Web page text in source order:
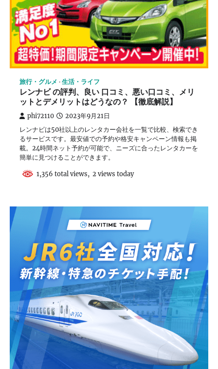
旅行・グルメ 生活・ライフ
レンナビ の評判、良い 口コミ、悪い口コミ、メリ
ットとデメリットはどうなの？ 【徹底解説】
phi72110 2023年9月21日
レンナビは50社以上のレンタカー会社を一覧で比較、検索でき
るサービスです。最安値での予約や格安キャンペーン情報も掲
載。24時間ネット予約が可能で、ニーズに合ったレンタカーを
簡単に見つけることができます。
1,356 total views, 2 views today